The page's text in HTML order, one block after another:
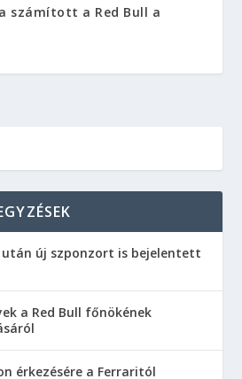
számított a Red Bull a
után új szponzort is bejelentett
a Red Bull főnökének
érkezésére a Ferraritól